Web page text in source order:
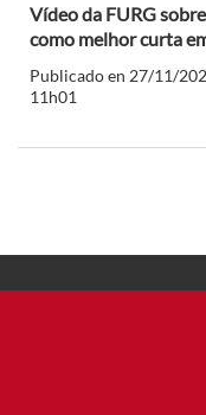
Vídeo da FURG
como melhor curta
Publicado en 27/11/
11h01